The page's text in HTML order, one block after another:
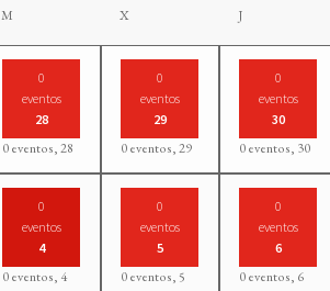
Mmartes Xmiércoles Jjueves
0
eventos
28
0 eventos,28
0
eventos
29
0 eventos,29
0
eventos
30
0 eventos, 30
0
eventos
4
0 eventos, 4
0
eventos
5
0 eventos,5
0
eventos
6
0 eventos, 6